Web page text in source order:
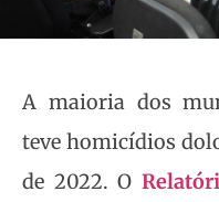
A maioria dos
teve homicídios
de 2022. O